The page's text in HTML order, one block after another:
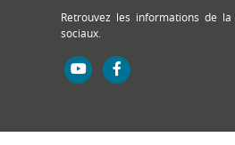
Retrouvez les informations de
sociaux.